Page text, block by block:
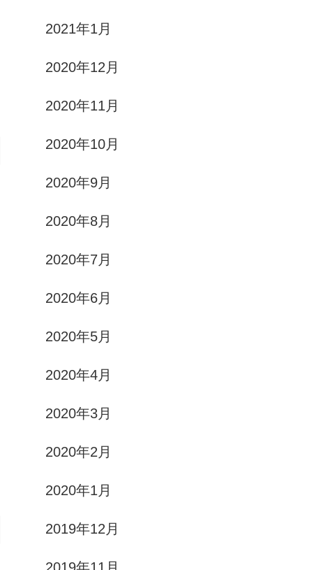
2021年1月
2020年12月
2020年11月
2020年10月
2020年9月
2020年8月
2020年7月
2020年6月
2020年5月
2020年4月
2020年3月
2020年2月
2020年1月
2019年12月